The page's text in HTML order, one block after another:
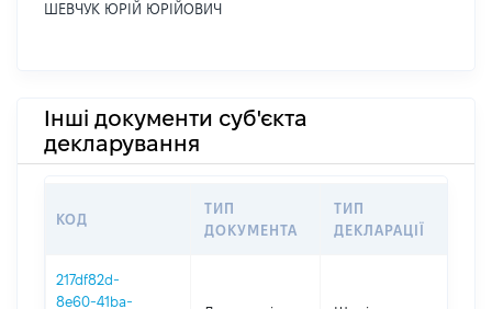
ШЕВЧУК ЮРІЙ ЮРІЙОВИЧ
Інші документи суб'єкта
декларування
КОД
ТИП
ДОКУМЕНТА
ТИП
ДЕКЛАРАЦІЇ
217df82d-
8e60-41ba-